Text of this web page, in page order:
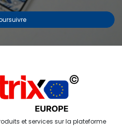
0
Compte
et services sur la plateforme
Tous droits réservés